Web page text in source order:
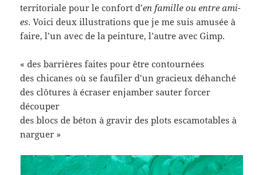
territoriale pour le confort d’en famille ou entre ami-
es. Voici deux illustrations que je me suis amusée à
faire, l’un avec de la peinture, l’autre avec Gimp.
« des barrières faites pour être contournées
des chicanes où se faufiler d’un gracieux déhanché
des clôtures à écraser enjamber sauter forcer
découper
des blocs de béton à gravir des plots escamotables à
narguer »